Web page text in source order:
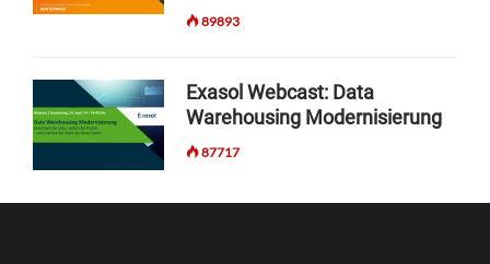
89893
Exasol Webcast: Data
Warehousing Modernisierung
87717